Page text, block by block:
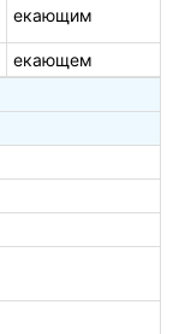
екающим
екающем